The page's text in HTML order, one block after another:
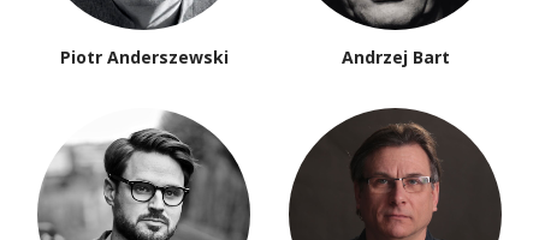
Piotr Anderszewski Andrzej Bart